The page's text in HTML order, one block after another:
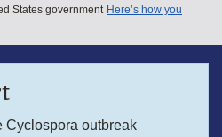
States government Here’s how you
Cyclospora outbreak